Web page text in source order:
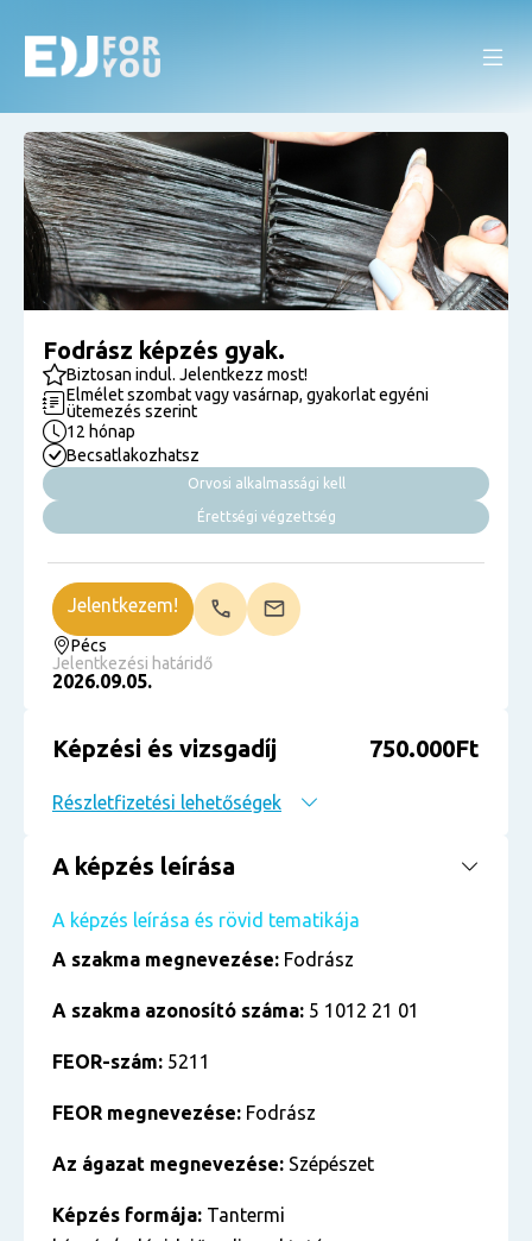
Fodrász képzés gyak.
Biztosan indul. Jelentkezz most!
Elmélet szombat vagy vasárnap, gyakorlat egyéni
ütemezés szerint
12 hónap
Becsatlakozhatsz
Orvosi alkalmassági kell
Érettségi végzettség
Pécs
Jelentkezési határidő
2026.09.05.
Jelentkezem!
Képzési és vizsgadíj 750.000Ft
Részletfizetési lehetőségek
A képzés leírása
A képzés leírása és rövid tematikája
A szakma megnevezése: Fodrász
A szakma azonosító száma: 5 1012 21 01
FEOR-szám: 5211
FEOR megnevezése: Fodrász
Az ágazat megnevezése: Szépészet
Képzés formája: Tantermi